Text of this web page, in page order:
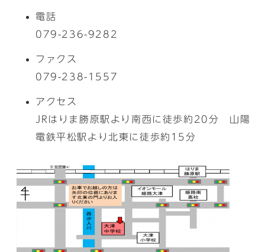
電話
079-236-9282
ファクス
079-238-1557
アクセス
JRはりま勝原駅より南西に徒歩約20分 山陽
電鉄平松駅より北東に徒歩約15分